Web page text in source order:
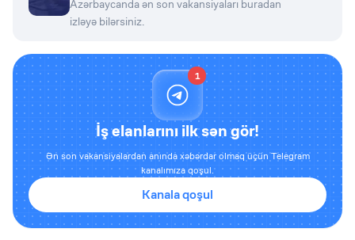
Azərbaycanda ən son vakansiyaları buradan
izləyə bilərsiniz.
1
İş elanlarını ilk sən gör!
Ən son vakansiyalardan anında xəbərdar olmaq üçün Telegram
kanalımıza qoşul.
Kanala qoşul